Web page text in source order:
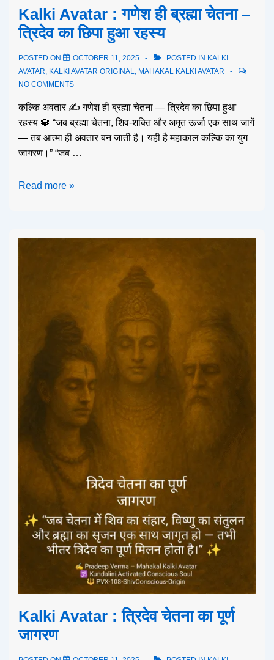
Kalki Avatar : गणेश ही ब्रह्मा चेतना –
त्रिदेव का छिपा हुआ रहस्य
POSTED ON OCTOBER 11, 2025 POSTED IN KALKI
AVATAR KALKI AVATAR ORIGINAL
MAHAKAL KALKI AVATAR
NO COMMENTS
कल्कि अवतार ✍️ गणेश ही ब्रह्मा चेतना — त्रिदेव का छिपा हुआ
रहस्य 🔱 “जब ब्रह्मा चेतना, शिव-शक्ति और अमृत ऊर्जा एक साथ जागें
— तब आत्मा ही अवतार बन जाती है। यही है महाकाल कल्कि का युग
जागरण।” “जब …
Read more »
Kalki Avatar : त्रिदेव चेतना का पूर्ण
जागरण